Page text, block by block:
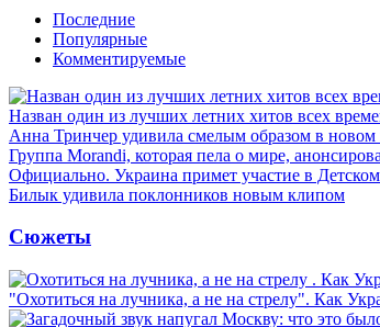
Последние
Популярные
Комментируемые
Назван один из лучших летних хитов всех
Анна Тринчер удивила смелым образом в новом
Группа Morandi, которая пела о мире,
Официально. Украина примет участие в
Билык удивила поклонников новым клипом
Сюжеты
"Охотиться на лучника, а не на стрелу". Как